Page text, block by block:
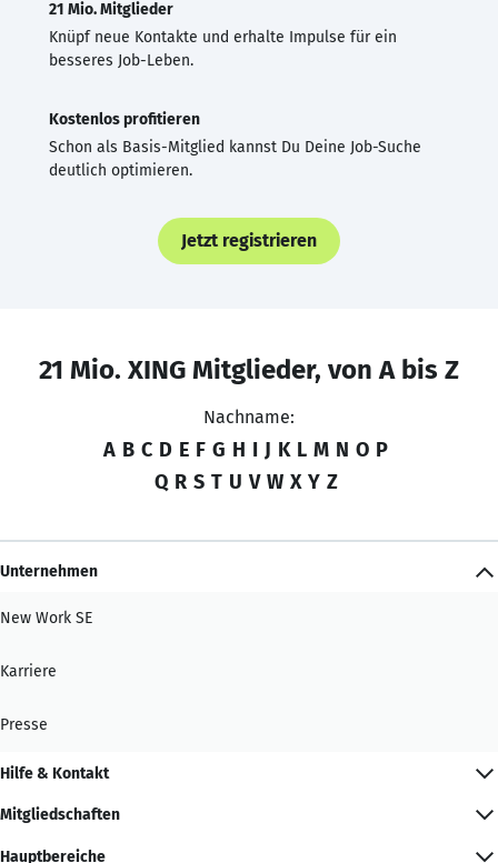
21 Mio. Mitglieder
Knüpf neue Kontakte und erhalte Impulse für ein
besseres Job-Leben.
Kostenlos profitieren
Schon als Basis-Mitglied kannst Du Deine Job-Suche
deutlich optimieren.
Jetzt registrieren
21 Mio. XING Mitglieder, von A bis Z
Nachname:
A B C D E F G H I J K L M N O P
Q R S T U V W X Y Z
Unternehmen
New Work SE
Karriere
Presse
Hilfe & Kontakt
Mitgliedschaften
Hauptbereiche